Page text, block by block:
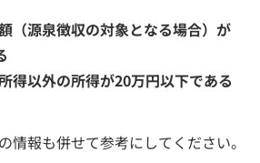
（源泉徴収の対象となる場合）が
得以外の所得が20万円以下である
情報も併せて参考にしてください。